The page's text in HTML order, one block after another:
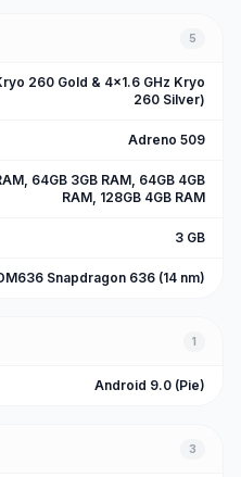
5
260 Gold & 4x1.6 GHz Kryo
260 Silver)
Adreno 509
64GB 3GB RAM, 64GB 4GB
RAM, 128GB 4GB RAM
3 GB
Snapdragon 636 (14 nm)
1
Android 9.0 (Pie)
3